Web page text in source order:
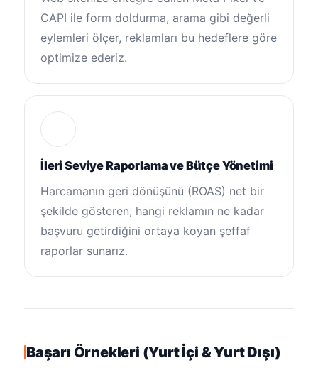
CAPI ile form doldurma, arama gibi değerli
eylemleri ölçer, reklamları bu hedeflere göre
optimize ederiz.
İleri Seviye Raporlama ve Bütçe Yönetimi
Harcamanın geri dönüşünü (ROAS) net bir
şekilde gösteren, hangi reklamın ne kadar
başvuru getirdiğini ortaya koyan şeffaf
raporlar sunarız.
Başarı Örnekleri (Yurt İçi & Yurt Dışı)